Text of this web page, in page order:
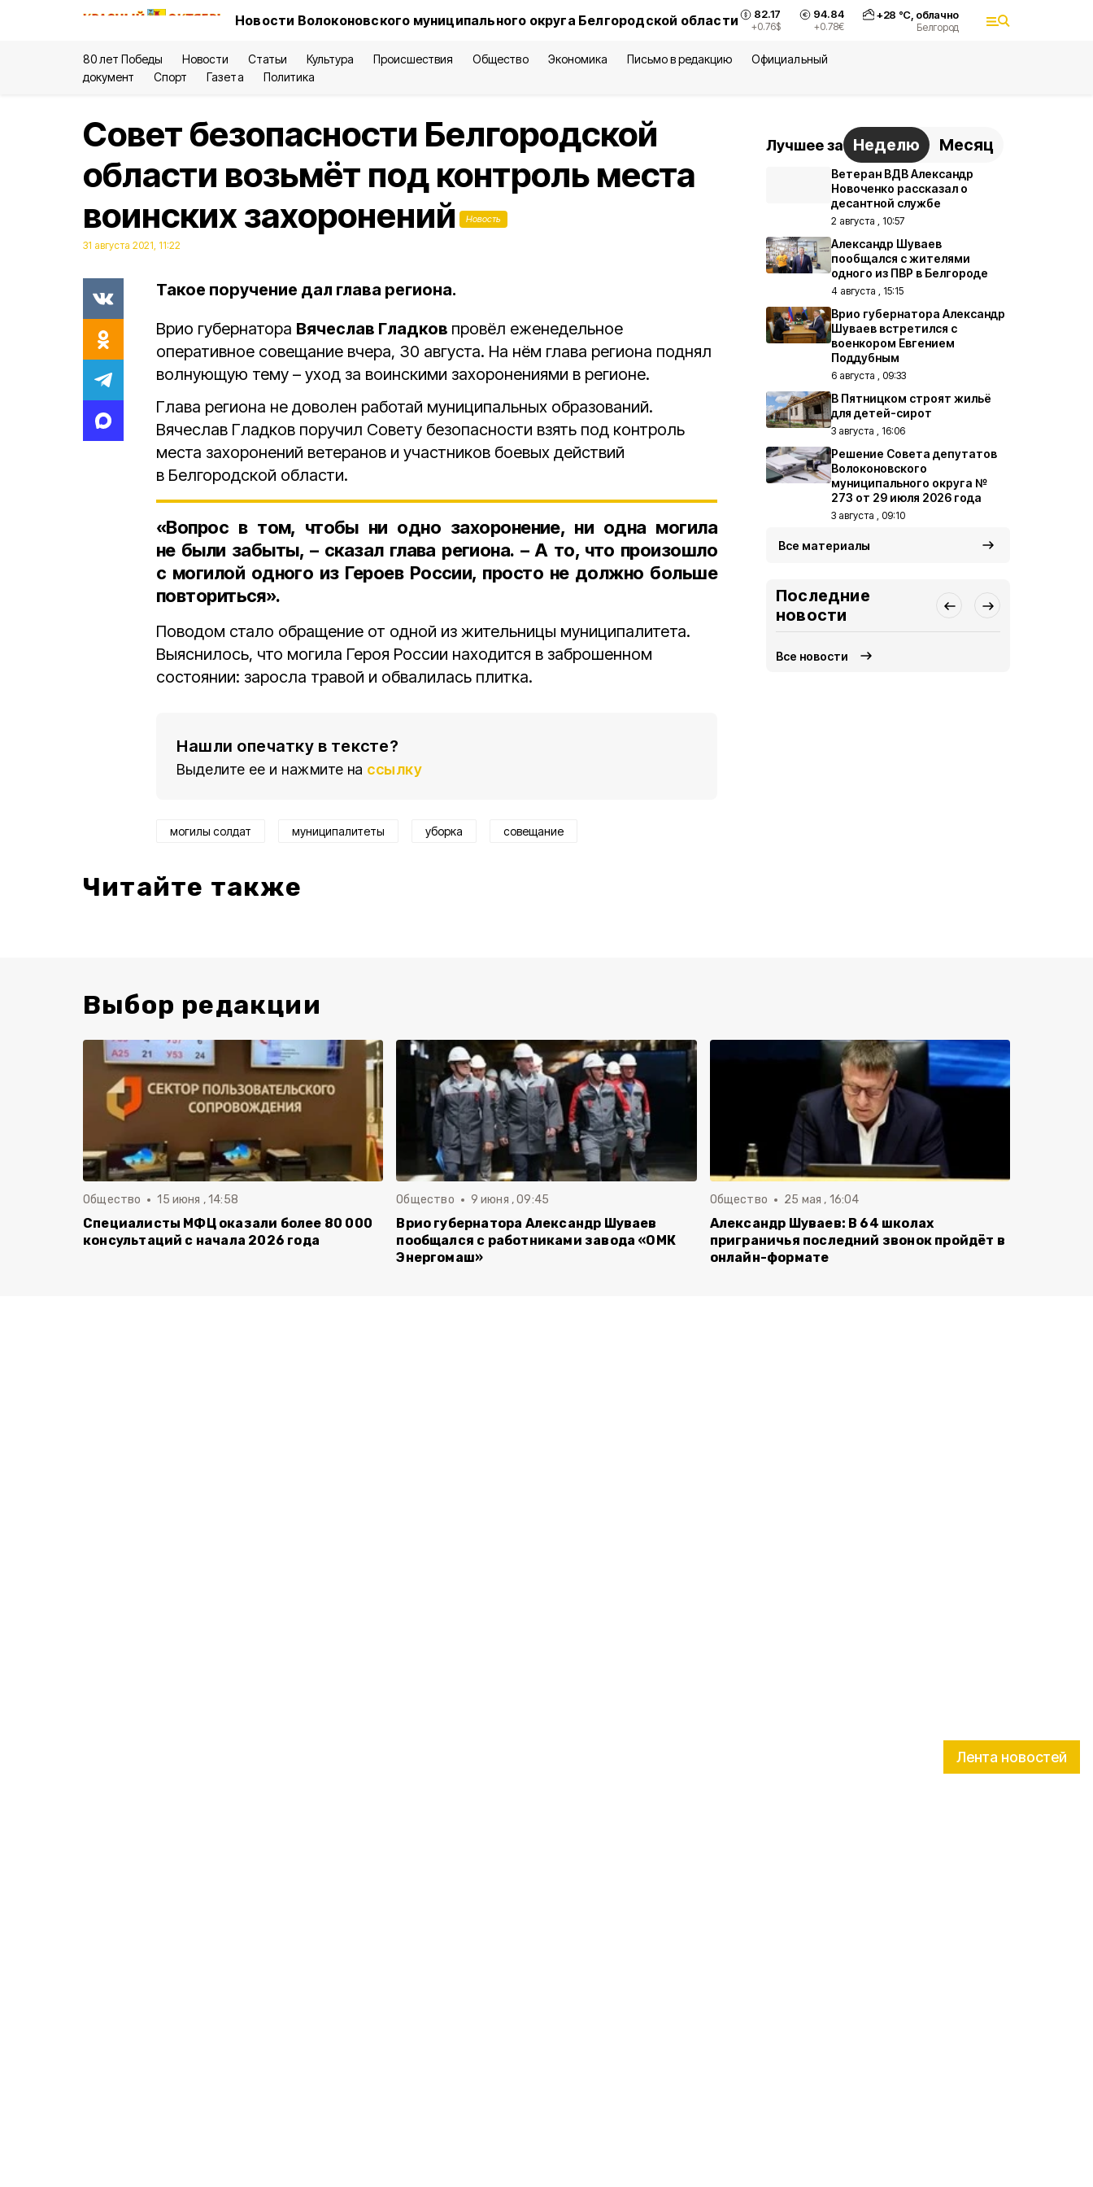
Новости Волоконовского муниципального округа Белгородской области 82.17
+0.76$
94.84
+0.78€
+28 °С, облачно
Белгород
80 лет Победы Новости Статьи Культура Происшествия Общество Экономика Письмо в редакцию
Официальный
документ
Спорт Газета Политика
Лента новостей
Совет безопасности Белгородской
области возьмёт под контроль места
воинских захоронений
Новость
31 августа 2021, 11:22
Такое поручение дал глава региона.
Врио губернатора Вячеслав Гладков провёл еженедельное
оперативное совещание вчера, 30 августа. На нём глава региона поднял
волнующую тему – уход за воинскими захоронениями в регионе.
Глава региона не доволен работай муниципальных образований.
Вячеслав Гладков поручил Совету безопасности взять под контроль
места захоронений ветеранов и участников боевых действий
в Белгородской области.
«Вопрос в том, чтобы ни одно захоронение, ни одна могила
не были забыты, – сказал глава региона. – А то, что произошло
с могилой одного из Героев России, просто не должно больше
повториться».
Поводом стало обращение от одной из жительницы муниципалитета.
Выяснилось, что могила Героя России находится в заброшенном
состоянии: заросла травой и обвалилась плитка.
Нашли опечатку в тексте?
Выделите ее и нажмите на ссылку
могилы солдат муниципалитеты уборка совещание
Читайте также
Лучшее за Неделю Месяц
Ветеран ВДВ Александр
Новоченко рассказал о
десантной службе
2 августа , 10:57
Александр Шуваев
пообщался с жителями
одного из ПВР в Белгороде
4 августа , 15:15
Врио губернатора Александр
Шуваев встретился с
военкором Евгением
Поддубным
6 августа , 09:33
В Пятницком строят жильё
для детей-сирот
3 августа , 16:06
Решение Совета депутатов
Волоконовского
муниципального округа №
273 от 29 июля 2026 года
3 августа , 09:10
Все материалы
Последние
новости
Все новости
Выбор редакции
Общество 15 июня , 14:58
Специалисты МФЦ оказали более 80 000
консультаций с начала 2026 года
Общество 9 июня , 09:45
Врио губернатора Александр Шуваев
пообщался с работниками завода «ОМК
Энергомаш»
Общество 25 мая , 16:04
Александр Шуваев: В 64 школах
приграничья последний звонок пройдёт в
онлайн-формате